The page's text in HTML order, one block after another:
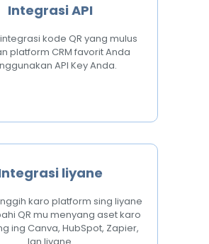
Integrasi API
kode QR yang mulus
platform CRM favorit Anda
API Key Anda.
liyane
karo platform sing liyane
QR mu menyang aset karo
ing Canva, HubSpot, Zapier,